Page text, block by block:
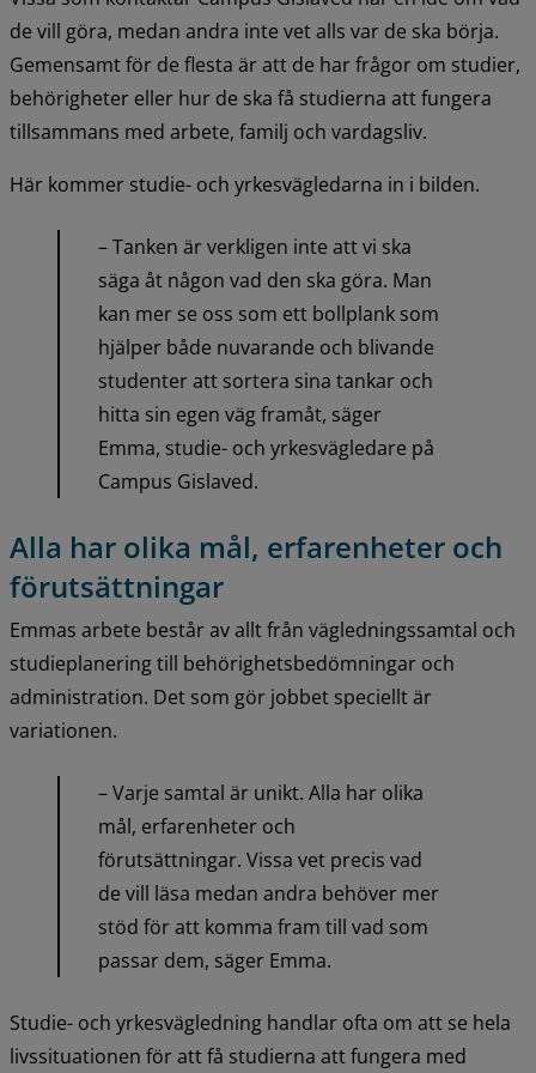
de vill göra, medan andra inte vet alls var de ska börja.
Gemensamt för de flesta är att de har frågor om studier,
behörigheter eller hur de ska få studierna att fungera
tillsammans med arbete, familj och vardagsliv.
Här kommer studie- och yrkesvägledarna in i bilden.
– Tanken är verkligen inte att vi ska
säga åt någon vad den ska göra. Man
kan mer se oss som ett bollplank som
hjälper både nuvarande och blivande
studenter att sortera sina tankar och
hitta sin egen väg framåt, säger
Emma, studie- och yrkesvägledare på
Campus Gislaved.
Alla har olika mål, erfarenheter och
förutsättningar
Emmas arbete består av allt från vägledningssamtal och
studieplanering till behörighetsbedömningar och
administration. Det som gör jobbet speciellt är
variationen.
– Varje samtal är unikt. Alla har olika
mål, erfarenheter och
förutsättningar. Vissa vet precis vad
de vill läsa medan andra behöver mer
stöd för att komma fram till vad som
passar dem, säger Emma.
Studie- och yrkesvägledning handlar ofta om att se hela
livssituationen för att få studierna att fungera med